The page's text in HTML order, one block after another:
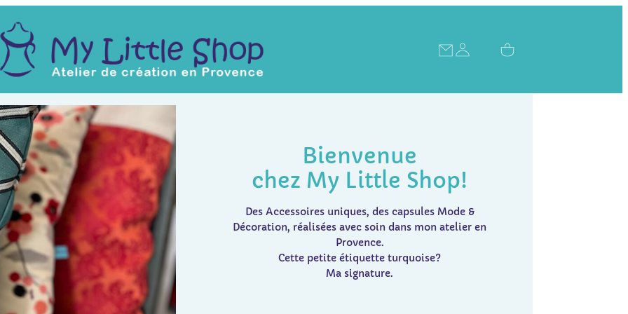
Bienvenue
chez My Little Shop!
Des Accessoires uniques, des capsules Mode &
Décoration, réalisées avec soin dans mon atelier en
Provence.
Cette petite étiquette turquoise?
Ma signature.